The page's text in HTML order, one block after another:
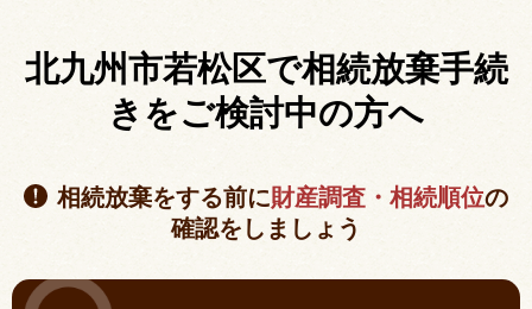
北九州市若松区で相続放棄手続
きをご検討中の方へ
相続放棄をする前に財産調査・相続順位の
確認をしましょう